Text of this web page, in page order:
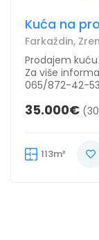
Kuća na
Farkaždin,
Prodajem kuću
Za više
065/872-42-53
35.000€
113m²